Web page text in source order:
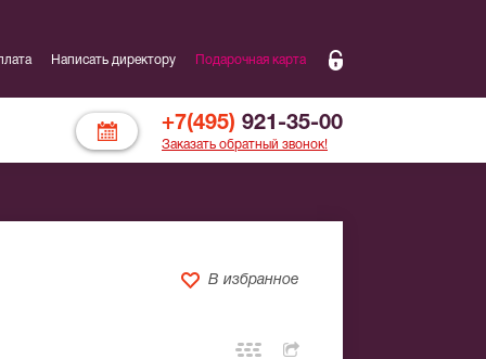
Написать директору Подарочная карта
+7(495) 921-35-00
Заказать обратный звонок!
В избранное